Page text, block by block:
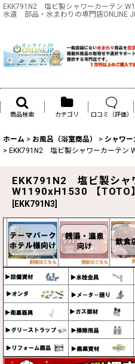
EKK791N2 塩ビ製シャワーカーテン
水道 部品・水まわりの専門店ONLINE
商品検索 カテゴリ 口コミ（評価）
ホーム > お風呂（浴室商品） > シャワ
> EKK791N2 塩ビ製シャワーカーテン
EKK791N2 塩ビ製シャ
W1190xH1530 【TOTO】
EKK791N3